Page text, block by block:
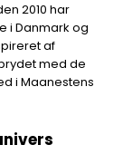
2010 har
i Danmark og
af
med de
i Maanestens